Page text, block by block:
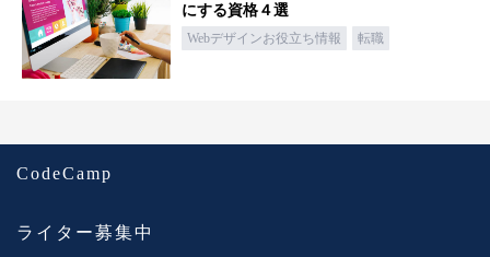
にする資格４選
Webデザインお役立ち情報 転職
CodeCamp
ライター募集中